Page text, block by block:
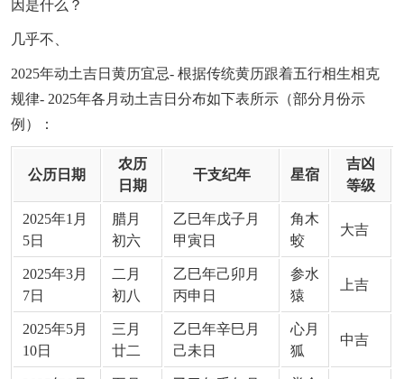
因是什么？
几乎不、
2025年动土吉日黄历宜忌- 根据传统黄历跟着五行相生相克
规律- 2025年各月动土吉日分布如下表所示（部分月份示
例）：
公历日期
农历
日期
干支纪年 星宿
吉凶
等级
2025年1月
5日
腊月
初六
乙巳年戊子月
甲寅日
角木
蛟
大吉
2025年3月
7日
二月
初八
乙巳年己卯月
丙申日
参水
猿
上吉
2025年5月
10日
三月
廿二
乙巳年辛巳月
己未日
心月
狐
中吉